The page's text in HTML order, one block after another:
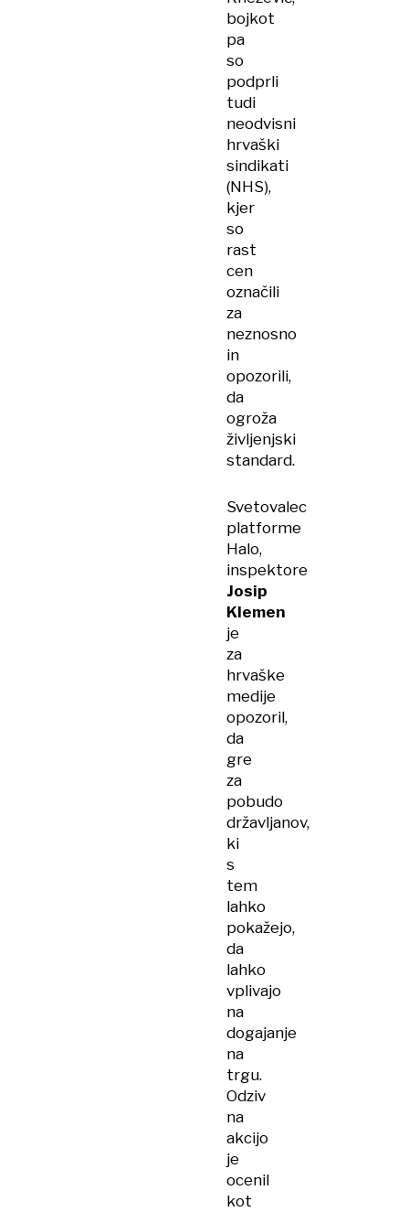
bojkot
pa
so
podprli
tudi
neodvisni
hrvaški
sindikati
(NHS),
kjer
so
rast
cen
označili
za
neznosno
in
opozorili,
da
ogroža
življenjski
standard.
Svetovalec
platforme
Halo,
inspektore
Josip
Klemen
je
za
hrvaške
medije
opozoril,
da
gre
za
pobudo
državljanov,
ki
s
tem
lahko
pokažejo,
da
lahko
vplivajo
na
dogajanje
na
trgu.
Odziv
na
akcijo
je
ocenil
kot